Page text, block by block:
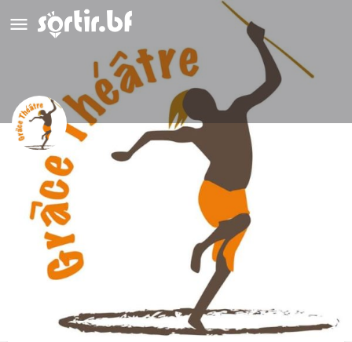
Espace Grâce Théâtre
Détails
Y aller Ajouter aux favoris
Un théâtre logé à l'intérieur du bar Le Festival situé à la cité